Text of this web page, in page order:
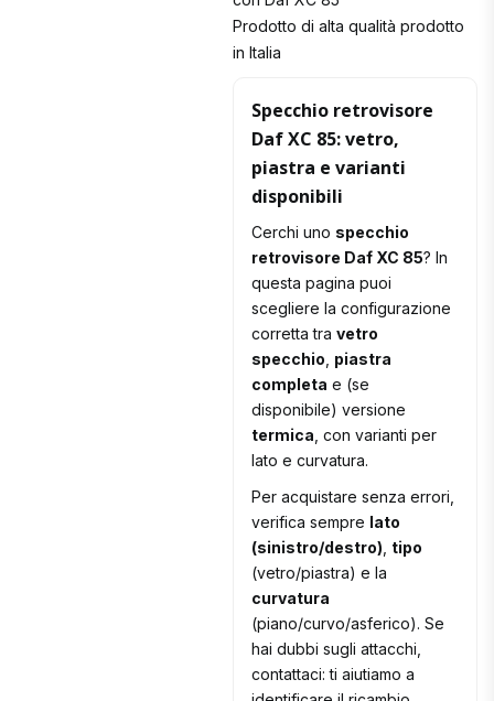
Prodotto di alta qualità prodotto
in Italia
Specchio retrovisore
Daf XC 85: vetro,
piastra e varianti
disponibili
Cerchi uno specchio
retrovisore Daf XC 85? In
questa pagina puoi
scegliere la configurazione
corretta travetro
specchio piastra
completa e (se
disponibile) versione
termica , con varianti per
lato e curvatura.
Per acquistare senza errori,
verifica sempre lato
(sinistro/destro) tipo
(vetro/piastra) e la
curvatura
(piano/curvo/asferico). Se
hai dubbi sugli attacchi,
contattaci: ti aiutiamo a